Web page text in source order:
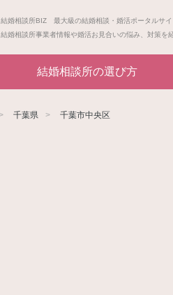
結婚相談所BIZ 最大級の結婚相談・婚活ポータルサイ
結婚相談所事業者情報や婚活お見合いの悩み、対策を
結婚相談所の選び方
千葉県 千葉市中央区